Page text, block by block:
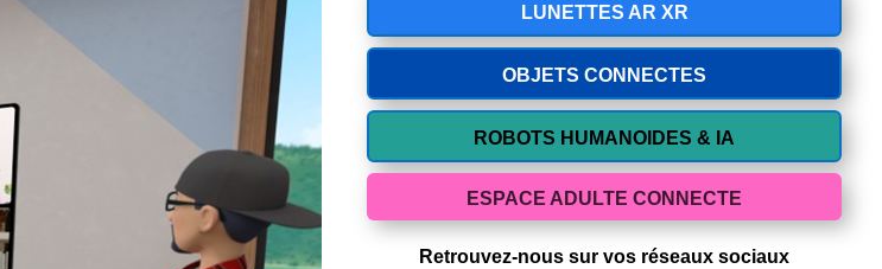
LUNETTES AR XR
OBJETS CONNECTES
ROBOTS HUMANOIDES & IA
ESPACE ADULTE CONNECTE
Retrouvez-nous sur vos réseaux sociaux